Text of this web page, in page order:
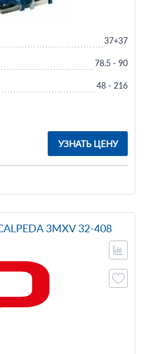
УЗНАТЬ ЦЕНУ
37+37
78.5 - 90
48 - 216
3MXV 32-408